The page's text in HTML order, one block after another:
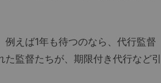
えば1年も待つのなら、代行監督
た監督たちが、期限付き代行など引